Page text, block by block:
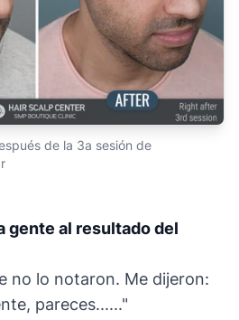
de la 3a sesión de
gente al resultado del
no lo notaron. Me dijeron:
pareces......"